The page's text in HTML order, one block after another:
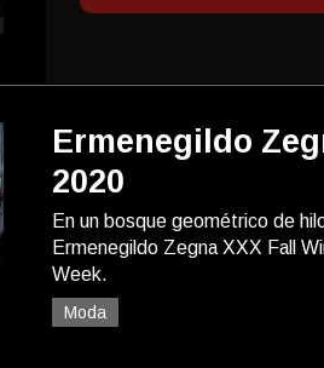
Moda
Ermenegildo
2020
En un bosque geométrico de
Ermenegildo Zegna XXX Fall
Week.
Moda